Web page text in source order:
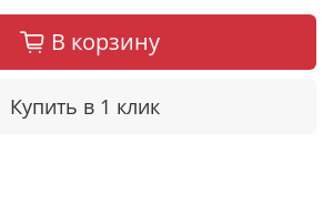
В корзину
Купить в 1 клик